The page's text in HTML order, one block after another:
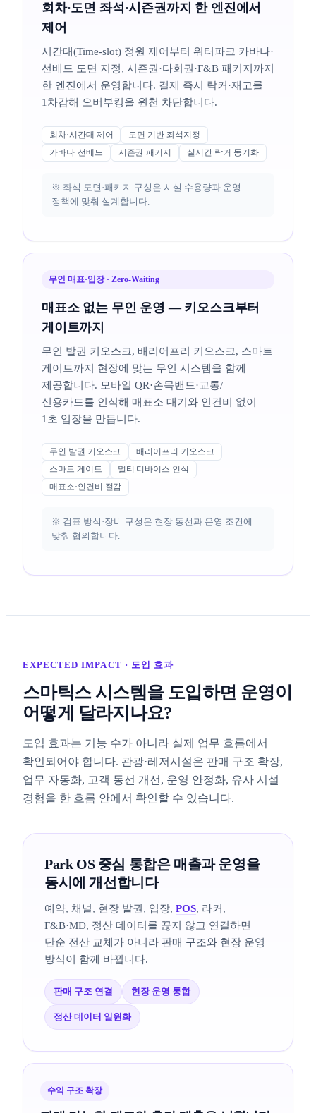
회차·도면 좌석·시즌권까지 한 엔진에서
제어
시간대(Time-slot) 정원 제어부터 워터파크 카바나·
선베드 도면 지정, 시즌권·다회권·F&B 패키지까지
한 엔진에서 운영합니다. 결제 즉시 락커·재고를
1차감해 오버부킹을 원천 차단합니다.
회차·시간대 제어
도면 기반 좌석지정
카바나·선베드
시즌권·패키지 실시간 락커 동기화
※ 좌석 도면·패키지 구성은 시설 수용량과 운영
정책에 맞춰 설계합니다.
무인 매표·입장 · Zero-Waiting
매표소 없는 무인 운영 — 키오스크부터
게이트까지
무인 발권 키오스크, 배리어프리 키오스크, 스마트
게이트까지 현장에 맞는 무인 시스템을 함께
제공합니다. 모바일 QR·손목밴드·교통/
신용카드를 인식해 매표소 대기와 인건비 없이
1초 입장을 만듭니다.
무인 발권 키오스크
배리어프리 키오스크
스마트 게이트
멀티 디바이스 인식
매표소·인건비 절감
※ 검표 방식·장비 구성은 현장 동선과 운영 조건에
맞춰 협의합니다.
EXPECTED IMPACT · 도입 효과
스마틱스 시스템을 도입하면 운영이
어떻게 달라지나요?
도입 효과는 기능 수가 아니라 실제 업무 흐름에서
확인되어야 합니다. 관광·레저시설은 판매 구조 확장,
업무 자동화, 고객 동선 개선, 운영 안정화, 유사 시설
경험을 한 흐름 안에서 확인할 수 있습니다.
Park OS 중심 통합은 매출과 운영을
동시에 개선합니다
예약, 채널, 현장 발권, 입장, POS, 라커,
F&B·MD, 정산 데이터를 끊지 않고 연결하면
단순 전산 교체가 아니라 판매 구조와 현장 운영
방식이 함께 바뀝니다.
판매 구조 연결 현장 운영 통합
정산 데이터 일원화
수익 구조 확장